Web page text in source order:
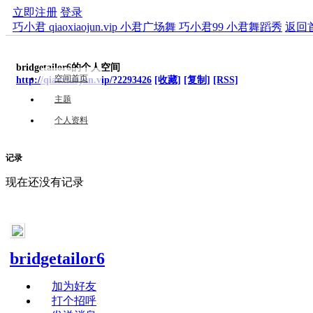
立即注册 登录
巧小君 qiaoxiaojun.vip 小君广场舞 巧小君99 小君舞蹈秀 返回
bridgetailor6的个人空间
http://qiaoxiaojun.vip/?2293426 [收藏] [复制] [RSS]
空间首页
主题
个人资料
记录
现在还没有记录
bridgetailor6
加为好友
打个招呼